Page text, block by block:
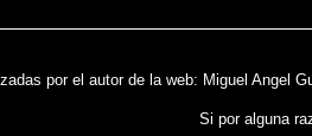
por el autor de la web: Miguel Angel
Si por alguna